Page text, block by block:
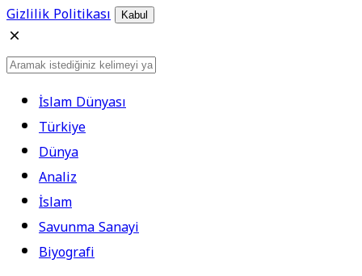
Gizlilik Politikası
Kabul
İslam Dünyası
Türkiye
Dünya
Analiz
İslam
Savunma Sanayi
Biyografi